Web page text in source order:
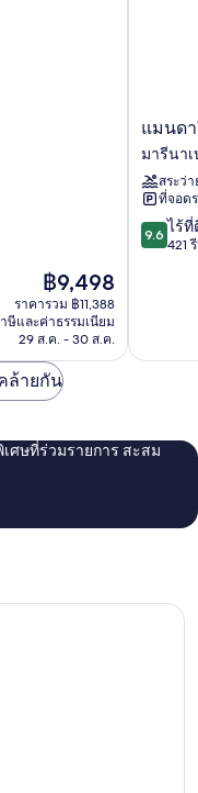
ราคา
ปัจจุบัน
คือ
฿9,498
฿9,498
ราคารวม ฿11,388
ษีและค่าธรรมเนียม
29 ส.ค. - 30 ส.ค.
แมน
ริน
โอ
เรียน
เต็ล
สิงคโปร์
แมนดา
มารีนาเ
สระว่
ที่จอด
9.6
จาก
รีวิว
9.6 ไร้ที่
421
ล้ายกัน
ศษที่ร่วมรายการ สะสม